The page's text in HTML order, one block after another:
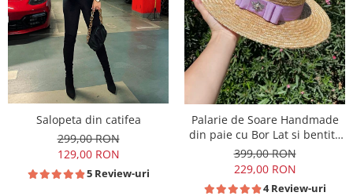
Salopeta din catifea
299,00 RON
129,00 RON
5 Review-uri
Palarie de Soare Handmade
din paie cu Bor Lat si bentita
colorata detasabila
399,00 RON
229,00 RON
4 Review-uri